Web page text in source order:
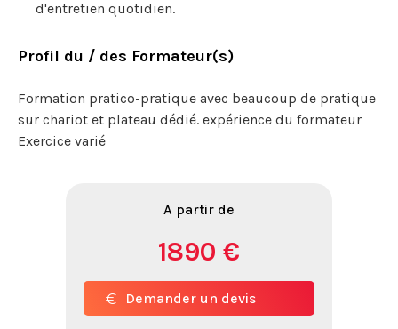
d'entretien quotidien.
Profil du / des Formateur(s)
Formation pratico-pratique avec beaucoup de pratique
sur chariot et plateau dédié. expérience du formateur
Exercice varié
A partir de
1890 €
Demander un devis